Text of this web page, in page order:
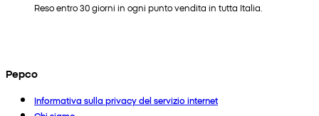
Reso entro 30 giorni in ogni punto vendita in tutta Italia.
Pepco
Informativa sulla privacy del servizio internet